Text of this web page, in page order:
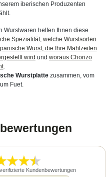
iberischen Produzenten
Wurstwaren helfen Ihnen diese
Spezialität, welche Wurstsorten
Wurst, die Ihre Mahlzeiten
wird und woraus Chorizo
.
Wurstplatte zusammen, vom
Fuet.
Kundenbewertungen